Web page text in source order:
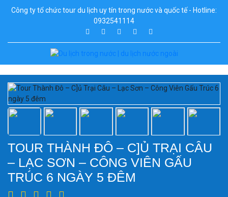
Công ty tổ chức tour du lịch uy tín trong nước và quốc tế - Hotline:
0932541114
TOUR THÀNH ĐÔ – C]Ủ TRẠI CÂU
– LẠC SƠN – CÔNG VIÊN GẤU
TRÚC 6 NGÀY 5 ĐÊM